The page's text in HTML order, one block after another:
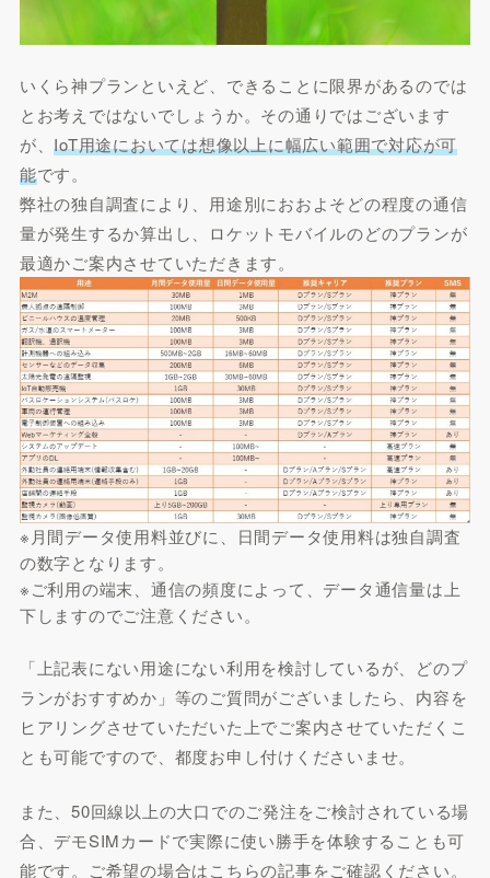
いくら神プランといえど、できることに限界があるのでは
とお考えではないでしょうか。その通りではございます
が、IoT用途においては想像以上に幅広い範囲で対応が可
能です。
弊社の独自調査により、用途別におおよそどの程度の通信
量が発生するか算出し、ロケットモバイルのどのプランが
最適かご案内させていただきます。
※月間データ使用料並びに、日間データ使用料は独自調査
の数字となります。
※ご利用の端末、通信の頻度によって、データ通信量は上
下しますのでご注意ください。
「上記表にない用途にない利用を検討しているが、どのプ
ランがおすすめか」等のご質問がございましたら、内容を
ヒアリングさせていただいた上でご案内させていただくこ
とも可能ですので、都度お申し付けくださいませ。
また、50回線以上の大口でのご発注をご検討されている場
合、デモSIMカードで実際に使い勝手を体験することも可
能です。ご希望の場合はこちらの記事をご確認ください。